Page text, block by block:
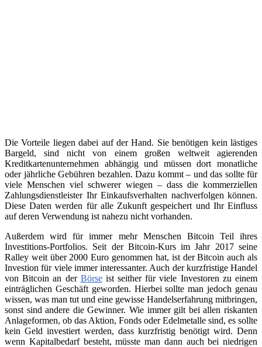
Die Vorteile liegen dabei auf der Hand. Sie benötigen kein lästiges
Bargeld, sind nicht von einem großen weltweit agierenden
Kreditkartenunternehmen abhängig und müssen dort monatliche
oder jährliche Gebühren bezahlen. Dazu kommt – und das sollte für
viele Menschen viel schwerer wiegen – dass die kommerziellen
Zahlungsdienstleister Ihr Einkaufsverhalten nachverfolgen können.
Diese Daten werden für alle Zukunft gespeichert und Ihr Einfluss
auf deren Verwendung ist nahezu nicht vorhanden.
Außerdem wird für immer mehr Menschen Bitcoin Teil ihres
Investitions-Portfolios. Seit der Bitcoin-Kurs im Jahr 2017 seine
Ralley weit über 2000 Euro genommen hat, ist der Bitcoin auch als
Investion für viele immer interessanter. Auch der kurzfristige Handel
von Bitcoin an der Börseist seither für viele Investoren zu einem
einträglichen Geschäft geworden. Hierbei sollte man jedoch genau
wissen, was man tut und eine gewisse Handelserfahrung mitbringen,
sonst sind andere die Gewinner. Wie immer gilt bei allen riskanten
Anlageformen, ob das Aktion, Fonds oder Edelmetalle sind, es sollte
kein Geld investiert werden, dass kurzfristig benötigt wird. Denn
wenn Kapitalbedarf besteht, müsste man dann auch bei niedrigen